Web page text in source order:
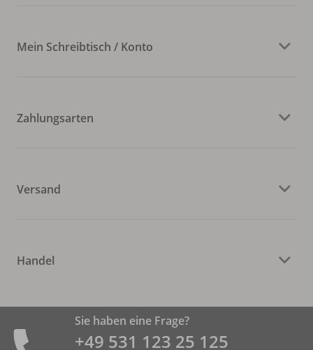
Mein Schreibtisch / Konto
Zahlungsarten
Versand
Handel
Sie haben eine Frage?
+49 531 ­123 25 125